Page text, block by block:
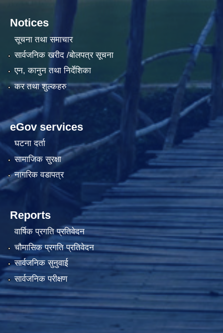
Notices
सूचना तथा समाचार
सार्वजनिक खरीद /बोलपत्र सूचना
एन, कानुन तथा निर्देशिका
कर तथा शुल्कहरु
eGov services
घटना दर्ता
सामाजिक सुरक्षा
नागरिक वडापत्र
Reports
वार्षिक प्रगति प्रतिवेदन
चौमासिक प्रगति प्रतिवेदन
सार्वजनिक सुनुवाई
सार्वजनिक परीक्षण